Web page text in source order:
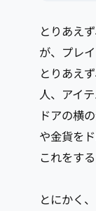
とりあえ
が、プレ
とりあえ
人、アイ
ドアの横
や金貨を
これをす
とにかく